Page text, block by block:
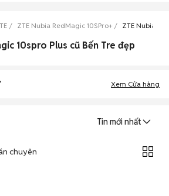
ZTE Nubia RedMagic 10SPro+ ZTE Nubia
10spro Plus cũ Bến Tre đẹp
Xem Cửa hàng
Tin mới nhất
chuyên